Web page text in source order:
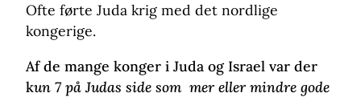
Ofte førte Juda krig med det nordlige
kongerige.
Af de mange konger i Juda og Israel var der
kun 7 på Judas side som mer eller mindre gode